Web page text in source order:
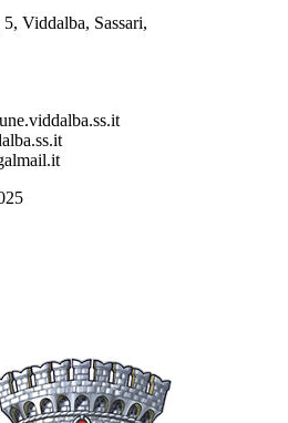
Viddalba, Sassari,